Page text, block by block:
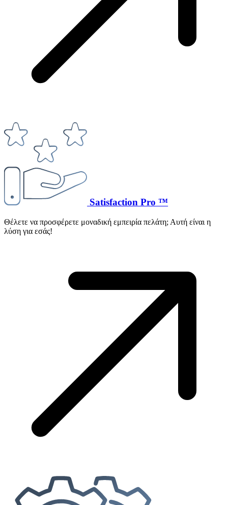
Satisfaction Pro ™
Θέλετε να προσφέρετε μοναδική εμπειρία πελάτη; Αυτή είναι η
λύση για εσάς!